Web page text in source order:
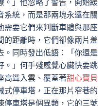
。」他忽略了警告，開始緩
系統，而是那兩塊永遠在關
需要它們來判斷車體與那座
的距離時，它們卻像兩片羞
。同時發出低語：「你還是
。」何手殘感覺心臟快要跳
高聳入雲、覆蓋著甜心寶貝
式停車塔，正在那片窄巷的
停車塔是個異類，它的三號